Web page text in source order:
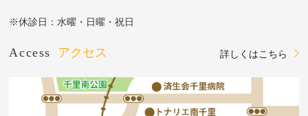
※休診日：水曜・日曜・祝日
Access アクセス 詳しくはこちら